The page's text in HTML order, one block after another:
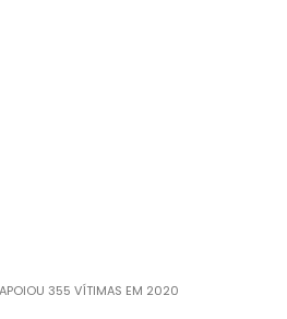
APOIOU 355 VÍTIMAS EM 2020